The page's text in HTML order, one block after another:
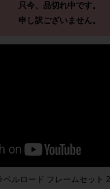
只今、品切れ中です。
申し訳ございません。
ベルロード フレームセット